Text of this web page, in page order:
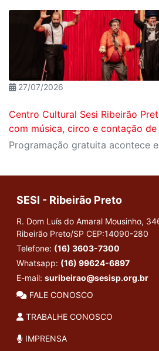
27/07/2026
Centro Cultural Sesi Ribeirão
com música, circo e contação
SESI - Ribeirão Preto
R. Dom Luís do Amaral Mousinho,
Ribeirão Preto/SP CEP:14090-280
Telefone: (16) 3603-7300
Whatsapp: (16) 99624-6897
E-mail: suribeirao@sesisp.org.br
FALE CONOSCO
TRABALHE CONOSCO
IMPRENSA